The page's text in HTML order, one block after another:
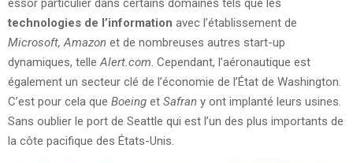
essor particulier dans certains domaines tels que les
technologies de l’information avec l’établissement de
Microsoft, Amazon et de nombreuses autres start-up
dynamiques, telleAlert.com. Cependant, l’aéronautique est
également un secteur clé de l’économie de l’État de Washington.
C’est pour cela que Boeing et Safran y ont implanté leurs usines.
Sans oublier le port de Seattle qui est l’un des plus importants de
la côte pacifique des États-Unis.